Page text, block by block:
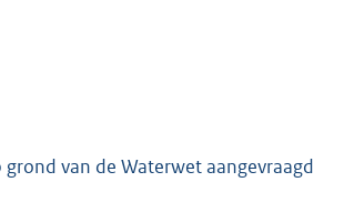
van de Waterwet aangevraagd